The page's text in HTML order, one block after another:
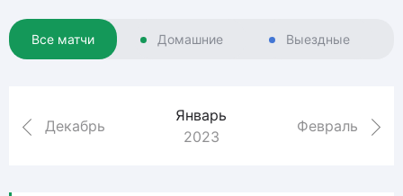
Все матчи Домашние Выездные
Декабрь
Январь
2023
Февраль